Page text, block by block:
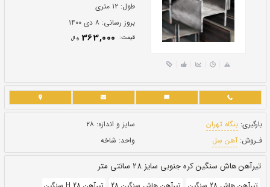
هاش سنگین کره سایز 28
طول:۱۲ متری
بروز رسانی:
قيمت: 363,000ريال